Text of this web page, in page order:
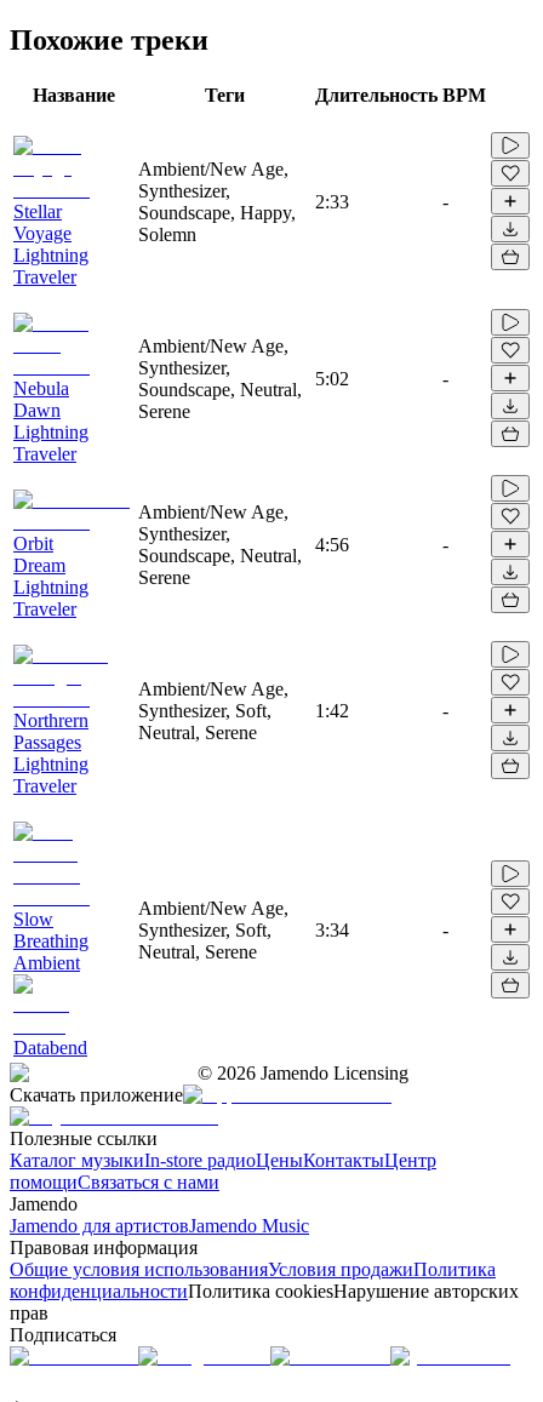
Похожие треки
Название Теги Длительность BPM
Stellar
Voyage
Lightning
Traveler
Ambient/New Age,
Synthesizer,
Soundscape, Happy,
Solemn
2:33 -
Nebula
Dawn
Lightning
Traveler
Ambient/New Age,
Synthesizer,
Soundscape, Neutral,
Serene
5:02 -
Orbit
Dream
Lightning
Traveler
Ambient/New Age,
Synthesizer,
Soundscape, Neutral,
Serene
4:56 -
Northrern
Passages
Lightning
Traveler
Ambient/New Age,
Synthesizer, Soft,
Neutral, Serene
1:42 -
Slow
Breathing
Ambient
Databend
Ambient/New Age,
Synthesizer, Soft,
Neutral, Serene
3:34 -
© 2026 Jamendo Licensing
Скачать приложение
Полезные ссылки
Каталог музыкиIn-store радиоЦеныКонтактыЦентр
помощиСвязаться с нами
Jamendo
Jamendo для артистовJamendo Music
Правовая информация
Общие условия использованияУсловия продажиПолитика
конфиденциальностиПолитика cookiesНарушение авторских
прав
Подписаться